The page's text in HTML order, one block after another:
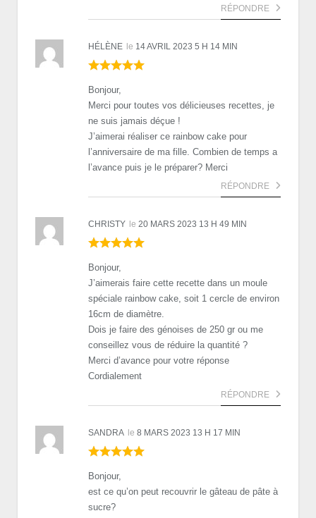
RÉPONDRE
HÉLÈNE le 14 AVRIL 2023 5 H 14 MIN
Bonjour,
Merci pour toutes vos délicieuses recettes, je
ne suis jamais déçue !
J’aimerai réaliser ce rainbow cake pour
l’anniversaire de ma fille. Combien de temps a
l’avance puis je le préparer? Merci
RÉPONDRE
CHRISTY le 20 MARS 2023 13 H 49 MIN
Bonjour,
J’aimerais faire cette recette dans un moule
spéciale rainbow cake, soit 1 cercle de environ
16cm de diamètre.
Dois je faire des génoises de 250 gr ou me
conseillez vous de réduire la quantité ?
Merci d’avance pour votre réponse
Cordialement
RÉPONDRE
SANDRA le 8 MARS 2023 13 H 17 MIN
Bonjour,
est ce qu’on peut recouvrir le gâteau de pâte à
sucre?